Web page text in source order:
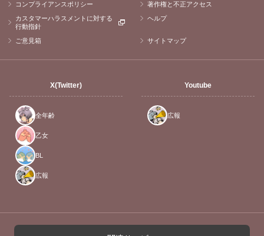
コンプライアンスポリシー
著作権と不正アクセス
カスタマーハラスメントに対する
行動指針
ヘルプ
ご意見箱 サイトマップ
X(Twitter)
全年齢
乙女
BL
広報
Youtube
広報